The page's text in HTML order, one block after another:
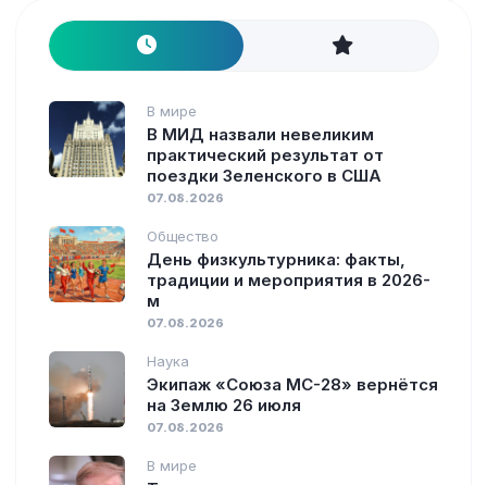
В мире
В МИД назвали невеликим
практический результат от
поездки Зеленского в США
07.08.2026
Общество
День физкультурника: факты,
традиции и мероприятия в 2026-
м
07.08.2026
Наука
Экипаж «Союза МС-28» вернётся
на Землю 26 июля
07.08.2026
В мире